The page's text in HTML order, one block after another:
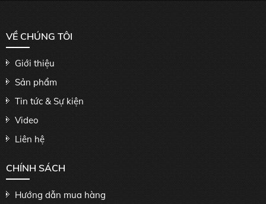
VỀ CHÚNG TÔI
Giới thiệu
Sản phẩm
Tin tức & Sự kiện
Video
Liên hệ
CHÍNH SÁCH
Hướng dẫn mua hàng